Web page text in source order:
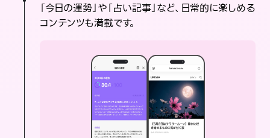
「今日の運勢」や「占い記事」など、日常的に楽しめる
コンテンツも満載です。